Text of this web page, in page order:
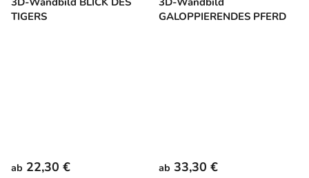
TIGERS
GALOPPIERENDES PFERD
ab 22,30 € ab 33,30 €